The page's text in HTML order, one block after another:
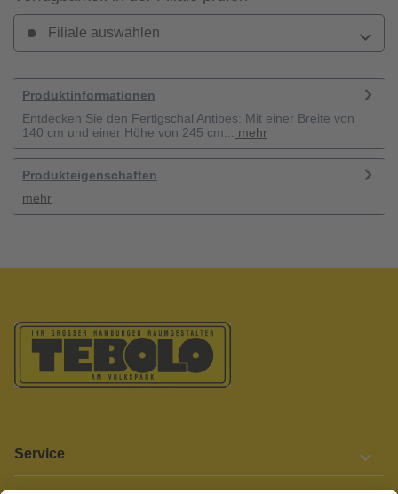
Filiale auswählen
Produktinformationen
Entdecken Sie den Fertigschal Antibes: Mit einer Breite von
140 cm und einer Höhe von 245 cm...
mehr
Produkteigenschaften
mehr
Service